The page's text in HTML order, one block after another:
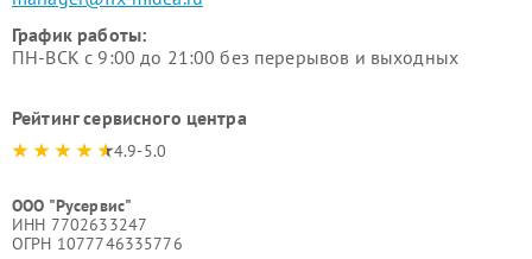
График работы:
ПН-ВСК с 9:00 до 21:00 без перерывов и выходных
Рейтинг сервисного центра
4.9-5.0
ООО "Русервис"
ИНН 7702633247
ОГРН 1077746335776